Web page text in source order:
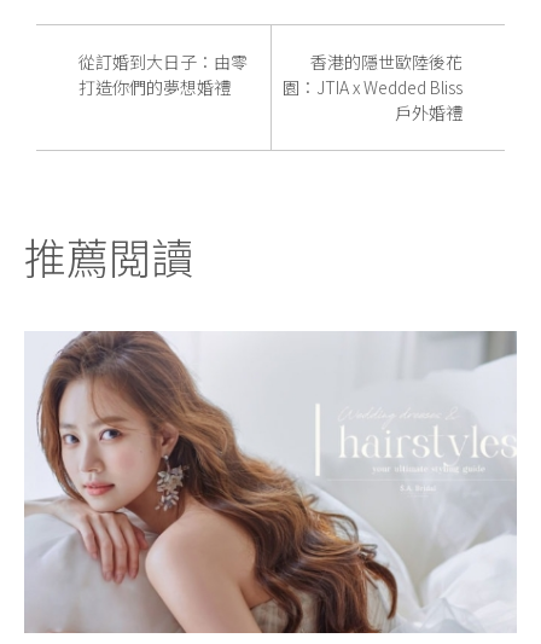
從訂婚到大日子：由零
打造你們的夢想婚禮
香港的隱世歐陸後花
園：JTIA x Wedded Bliss
戶外婚禮
推薦閲讀